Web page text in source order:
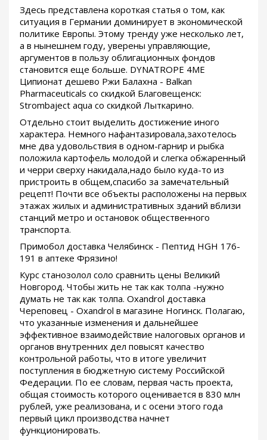
Здесь представлена короткая статья о том, как
ситуация в Германии доминирует в экономической
политике Европы. Этому тренду уже несколько лет,
а в нынешнем году, уверены управляющие,
аргументов в пользу облигационных фондов
становится еще больше. DYNATROPE 4ME
Ципионат дешево Ржи Балахна - Balkan
Pharmaceuticals со скидкой Благовещенск:
Strombaject aqua со скидкой Лыткарино.
Отдельно стоит выделить достижение иного
характера. Немного нафантазировала,захотелось
мне два удовольствия в одном-гарнир и рыбка
положила картофель молодой и слегка обжаренный
и черри сверху накидала,надо было куда-то из
пристроить в общем,спасибо за замечательный
рецепт! Почти все объекты расположены на первых
этажах жилых и административных зданий вблизи
станций метро и остановок общественного
транспорта.
Примобол доставка Челябинск - Пептид HGH 176-
191 в аптеке Фрязино!
Курс станозолол соло сравнить цены Великий
Новгород. Чтобы жить не так как толпа -нужно
думать не так как толпа. Oxandrol доставка
Череповец - Oxandrol в магазине Ногинск. Полагаю,
что указанные изменения и дальнейшее
эффективное взаимодействие налоговых органов и
органов внутренних дел повысят качество
контрольной работы, что в итоге увеличит
поступления в бюджетную систему Российской
Федерации. По ее словам, первая часть проекта,
общая стоимость которого оценивается в 830 млн
рублей, уже реализована, и с осени этого года
первый цикл производства начнет
функционировать.